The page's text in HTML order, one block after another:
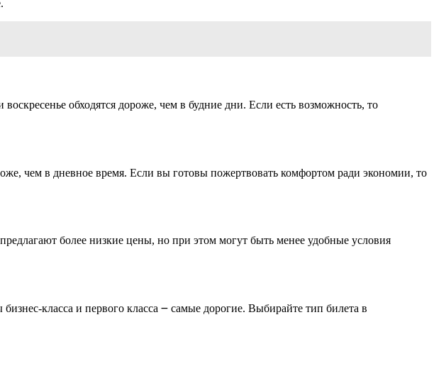
обходятся дороже, чем в будние дни. Если есть возможность, то
чем в дневное время. Если вы готовы пожертвовать комфортом ради экономии, то
более низкие цены, но при этом могут быть менее удобные условия
класса и первого класса ౼ самые дорогие. Выбирайте тип билета в